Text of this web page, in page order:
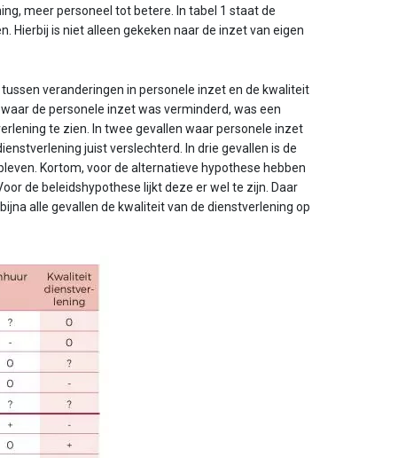
meer personeel tot betere. In tabel 1 staat de
Hierbij is niet alleen gekeken naar de inzet van eigen
veranderingen in personele inzet en de kwaliteit
de personele inzet was verminderd, was een
te zien. In twee gevallen waar personele inzet
juist verslechterd. In drie gevallen is de
Kortom, voor de alternatieve hypothese hebben
de beleidshypothese lijkt deze er wel te zijn. Daar
alle gevallen de kwaliteit van de dienstverlening op